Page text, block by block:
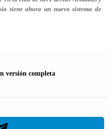
tiene ahora un nuevo sistema de
versión completa